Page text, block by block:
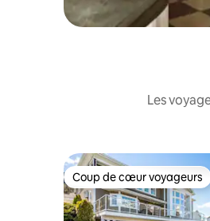
Les
Coup de cœur voyageurs
Coup de cœur voyageurs